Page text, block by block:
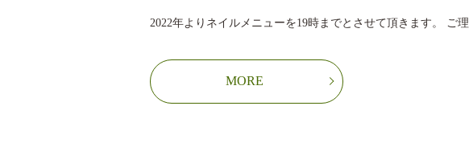
2022年よりネイルメニューを19時までとさせて頂きます。 ご
MORE